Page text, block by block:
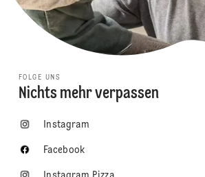
FOLGE UNS
Nichts mehr verpassen
Instagram
Facebook